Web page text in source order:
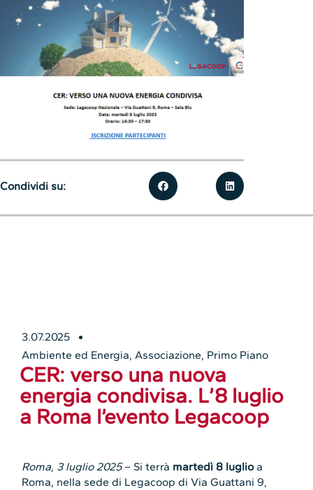
3.07.2025
Ambiente ed Energia,Associazione, Primo Piano
CER: verso una nuova
energia condivisa. L’8 luglio
a Roma l’evento Legacoop
Roma, 3 luglio 2025– Si terrà martedì 8 luglioa
Roma, nella sede di Legacoop di Via Guattani 9,
Condividi su: